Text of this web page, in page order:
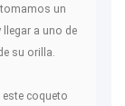
un
llegar a uno de
su orilla.
este coqueto